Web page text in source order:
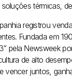
térmicas,
registrou
Fundada em
pela Newsweek
de alto
vencer juntos,